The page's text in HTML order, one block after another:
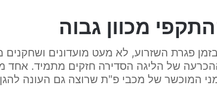
מכוון גבוה
פגרת השזרוע, לא מעט מועדונים ושחקנים
של הליגה הסדירה חזקים מתמיד. אחד
המוכשר של מכבי פ"ת שרוצה גם העונה